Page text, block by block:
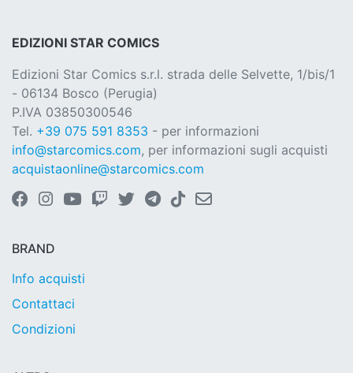
EDIZIONI STAR COMICS
Edizioni Star Comics s.r.l. strada delle Selvette, 1/bis/1
- 06134 Bosco (Perugia)
P.IVA 03850300546
Tel. +39 075 591 8353 - per informazioni
info@starcomics.com, per informazioni sugli acquisti
acquistaonline@starcomics.com
BRAND
Info acquisti
Contattaci
Condizioni